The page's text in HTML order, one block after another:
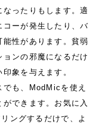
ったりもします。適
ーが発生したり、バ
性があります。貧弱
ンの邪魔になるだけ
象を与えます。
も、ModMicを使え
できます。お気に入
ングするだけで、よ